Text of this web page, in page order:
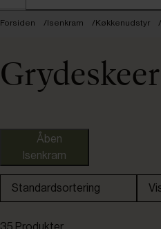
Forsiden Isenkram Køkkenudstyr
Grydeskeer
Isenkram
Standardsortering